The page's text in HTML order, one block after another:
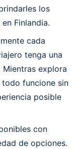
los
Finlandia.
cada
tenga una
Mientras explora
todo funcione sin
posible
con
de opciones.